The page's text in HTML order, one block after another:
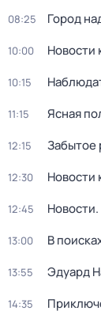
08:25 Город
10:00 Новости
10:15
11:15 Ясная
12:15 Забытое
12:30 Новости
12:45
13:00 В
13:55 Эдуард
14:35